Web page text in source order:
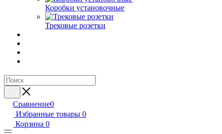
Коробки установочные
Трековые розетки
Сравнение0
Избранные товары 0
Корзина 0